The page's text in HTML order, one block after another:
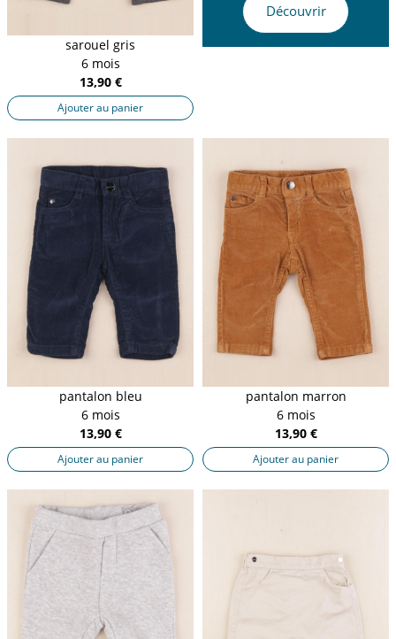
sarouel gris
6 mois
13,90 €
Ajouter au panier
pantalon bleu
6 mois
13,90 €
Ajouter au panier
pantalon marron
6 mois
13,90 €
Ajouter au panier
Découvrir